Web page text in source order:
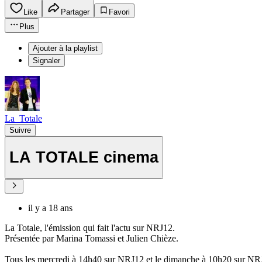
Like Partager
Favori
Plus
Ajouter à la playlist
Signaler
La_Totale
Suivre
LA TOTALE cinema
il y a 18 ans
La Totale, l'émission qui fait l'actu sur NRJ12.
Présentée par Marina Tomassi et Julien Chièze.
Tous les mercredi à 14h40 sur NRJ12 et le dimanche à 10h20 sur